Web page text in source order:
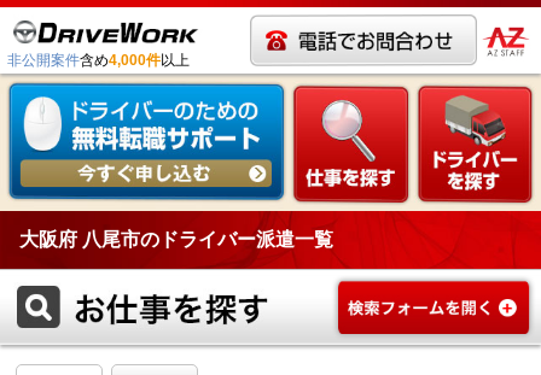
非公開案件含め4,000件以上
大阪府 八尾市のドライバー派遣一覧